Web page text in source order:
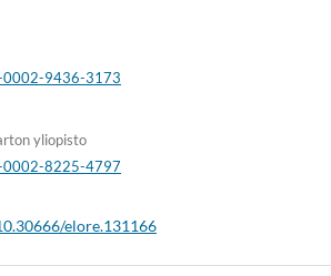
0002-9436-3173
yliopisto
0002-8225-4797
elore.131166